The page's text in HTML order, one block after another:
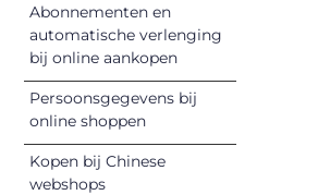
Abonnementen en
automatische verlenging
bij online aankopen
Persoonsgegevens bij
online shoppen
Kopen bij Chinese
webshops